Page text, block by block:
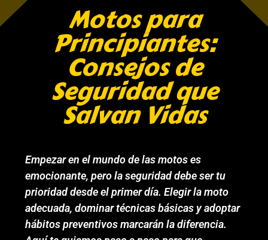
Motos para
Principiantes:
Consejos de
Seguridad que
Salvan Vidas
Empezar en el mundo de las motos es
emocionante, pero la seguridad debe ser tu
prioridad desde el primer día. Elegir la moto
adecuada, dominar técnicas básicas y adoptar
hábitos preventivos marcarán la diferencia.